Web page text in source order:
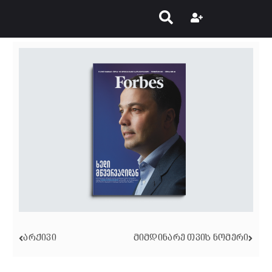
ᲐᲠᲥᲘᲕᲘ ᲛᲘᲛᲓᲘᲜᲐᲠᲔ ᲗᲕᲘᲡ ᲜᲝᲛᲔᲠᲘ